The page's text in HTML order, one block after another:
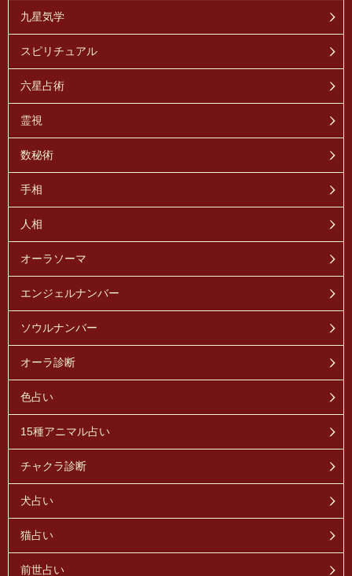
九星気学
スピリチュアル
六星占術
霊視
数秘術
手相
人相
オーラソーマ
エンジェルナンバー
ソウルナンバー
オーラ診断
色占い
15種アニマル占い
チャクラ診断
犬占い
猫占い
前世占い